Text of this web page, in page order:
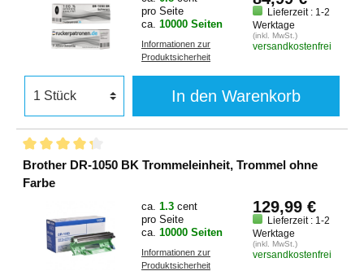
pro Seite
ca. 10000 Seiten
Informationen zur
Produktsicherheit
Lieferzeit : 1-2
Werktage
(inkl. MwSt.)
versandkostenfrei
In den Warenkorb
Brother DR-1050 BK Trommeleinheit, Trommel ohne
Farbe
ca. 1.3 cent
pro Seite
ca. 10000 Seiten
Informationen zur
Produktsicherheit
129,99 €
Lieferzeit : 1-2
Werktage
(inkl. MwSt.)
versandkostenfrei